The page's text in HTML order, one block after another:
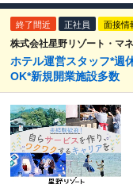
終了間近 正社員 面接情
株式会社星野リゾート・マ
ホテル運営スタッフ*週
OK*新規開業施設多数